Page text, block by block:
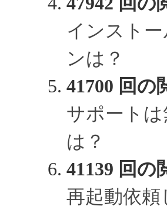
インスト
ンは？
41700 回の
サポート
は？
41139 回の
再起動依